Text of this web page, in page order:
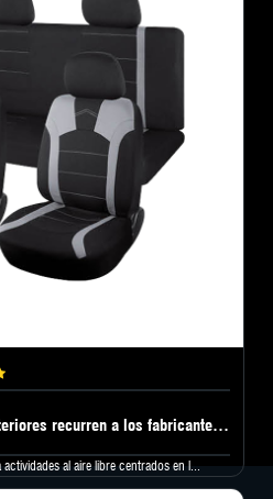
¿Por qué las marcas de exteriores recurren a los fabricantes de cojines para asientos en busca de nuevas telas?
al aire libre centrados en l...